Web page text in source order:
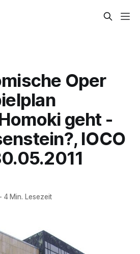
Oper
geht -
IOCO
4 Min. Lesezeit